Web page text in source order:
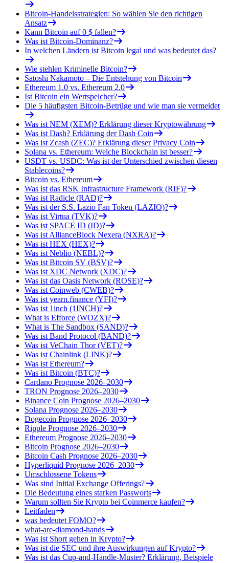
Bitcoin-Handelsstrategien: So wählen Sie den richtigen
Ansatz
Kann Bitcoin auf 0 $ fallen?
Was ist Bitcoin-Dominanz?
In welchen Ländern ist Bitcoin legal und was bedeutet das?
Wie stehlen Kriminelle Bitcoin?
Satoshi Nakamoto – Die Entstehung von Bitcoin
Ethereum 1.0 vs. Ethereum 2.0
Ist Bitcoin ein Wertspeicher?
Die 5 häufigsten Bitcoin-Betrüge und wie man sie vermeidet
Was ist NEM (XEM)? Erklärung dieser Kryptowährung
Was ist Dash? Erklärung der Dash Coin
Was ist Zcash (ZEC)? Erklärung dieser Privacy Coin
Solana vs. Ethereum: Welche Blockchain ist besser?
USDT vs. USDC: Was ist der Unterschied zwischen diesen
Stablecoins?
Bitcoin vs. Ethereum
Was ist das RSK Infrastructure Framework (RIF)?
Was ist Radicle (RAD)?
Was ist der S.S. Lazio Fan Token (LAZIO)?
Was ist Virtua (TVK)?
Was ist SPACE ID (ID)?
Was ist AllianceBlock Nexera (NXRA)?
Was ist HEX (HEX)?
Was ist Neblio (NEBL)?
Was ist Bitcoin SV (BSV)?
Was ist XDC Network (XDC)?
Was ist das Oasis Network (ROSE)?
Was ist Coinweb (CWEB)?
Was ist yearn.finance (YFI)?
Was ist 1inch (1INCH)?
What is Efforce (WOZX)?
What is The Sandbox (SAND)?
Was ist Band Protocol (BAND)?
Was ist VeChain Thor (VET)?
Was ist Chainlink (LINK)?
Was ist Ethereum?
Was ist Bitcoin (BTC)?
Cardano Prognose 2026–2030
TRON Prognose 2026–2030
Binance Coin Prognose 2026–2030
Solana Prognose 2026–2030
Dogecoin Prognose 2026–2030
Ripple Prognose 2026–2030
Ethereum Prognose 2026–2030
Bitcoin Prognose 2026–2030
Bitcoin Cash Prognose 2026–2030
Hyperliquid Prognose 2026–2030
Umschlossene Tokens
Was sind Initial Exchange Offerings?
Die Bedeutung eines starken Passworts
Warum sollten Sie Krypto bei Coinmerce kaufen?
Leitfaden
was bedeutet FOMO?
what-are-diamond-hands
Was ist Short gehen in Krypto?
Was ist die SEC und ihre Auswirkungen auf Krypto?
Was ist das Cup-and-Handle-Muster? Erklärung, Beispiele